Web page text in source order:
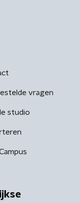
vragen
studio